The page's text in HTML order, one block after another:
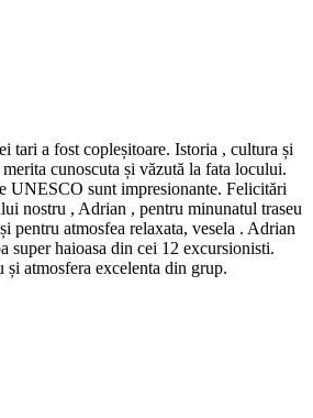
tari a fost copleșitoare. Istoria , cultura și
cunoscuta și văzută la fata locului.
UNESCO sunt impresionante. Felicitări
nostru , Adrian , pentru minunatul traseu
pentru atmosfea relaxata, vesela . Adrian
super haioasa din cei 12 excursionisti.
atmosfera excelenta din grup.